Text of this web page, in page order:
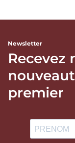
Newsletter
Recevez
premier